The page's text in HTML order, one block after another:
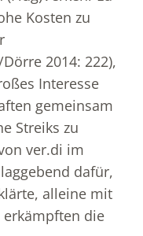
Kosten zu
2014: 222),
Interesse
gemeinsam
Streiks zu
ver.di im
dafür,
alleine mit
erkämpften die